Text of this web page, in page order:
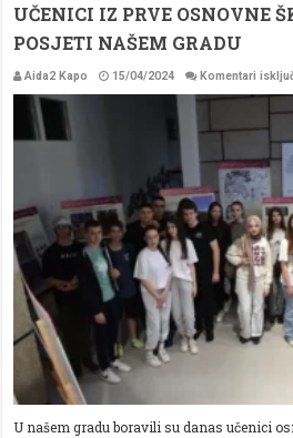
UČENICI IZ PRVE OSNOVNE
POSJETI NAŠEM GRADU
Aida2 Kapo 15/04/2024 Komentari
U našem gradu boravili su danas učenici